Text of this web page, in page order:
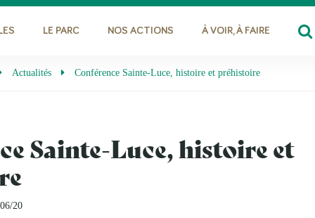
LE PARC NOS ACTIONS
À VOIR, À FAIRE
Actualités Conférence Sainte-Luce, histoire et préhistoire
Sainte-Luce, histoire et
20